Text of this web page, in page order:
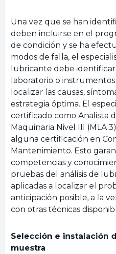
Una vez que se han
deben incluirse en el
de condición y se ha
modos de falla, el
lubricante debe
laboratorio o
localizar las causas,
estrategia óptima. El
certificado como Analista
Maquinaria Nivel III (MLA
alguna certificación en
Mantenimiento. Esto
competencias y
pruebas del análisis de
aplicadas a localizar el
anticipación posible, a la
con otras técnicas
Selección e instalación
muestra